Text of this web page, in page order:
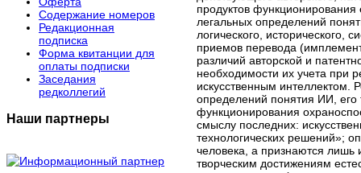
Содержание номеров
Редакционная
подписка
Форма квитанции для
оплаты подписки
Заседания
редколлегий
Наши партнеры
продуктов
легальных определений
логического, исторического,
приемов перевода
различий авторской и
необходимости их учета при
искусственным интеллектом.
определений понятия ИИ, его
функционирования
смыслу последних:
технологических решений»;
человека, а признаются лишь
творческим достижениям